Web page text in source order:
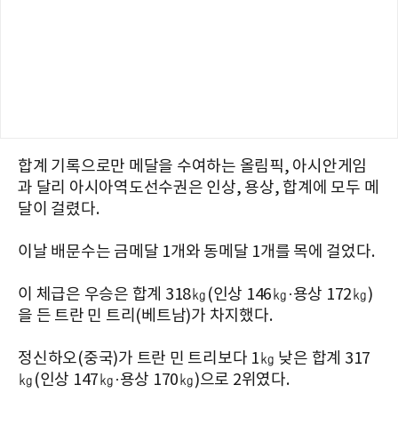
합계 기록으로만 메달을 수여하는 올림픽, 아시안게임
과 달리 아시아역도선수권은 인상, 용상, 합계에 모두 메
달이 걸렸다.
이날 배문수는 금메달 1개와 동메달 1개를 목에 걸었다.
이 체급은 우승은 합계 318㎏(인상 146㎏·용상 172㎏)
을 든 트란 민 트리(베트남)가 차지했다.
정신하오(중국)가 트란 민 트리보다 1㎏ 낮은 합계 317
㎏(인상 147㎏·용상 170㎏)으로 2위였다.